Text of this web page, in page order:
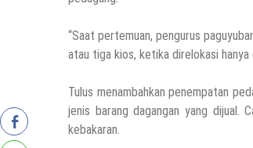
“Saat pertemuan, pengurus
atau tiga kios, ketika direlokasi hanya
Tulus menambahkan penempatan
jenis barang dagangan yang dijual.
kebakaran.